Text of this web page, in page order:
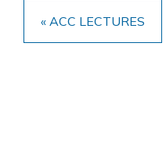
« ACC LECTURES